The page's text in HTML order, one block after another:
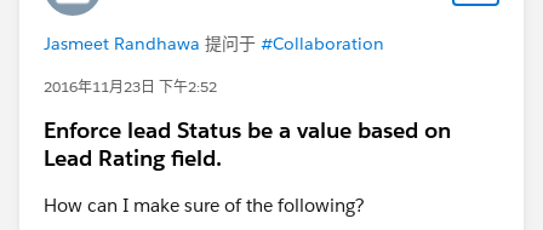
Jasmeet Randhawa 提问于 #Collaboration
2016年11月23日 下午2:52
Enforce lead Status be a value based on
Lead Rating field.
How can I make sure of the following?